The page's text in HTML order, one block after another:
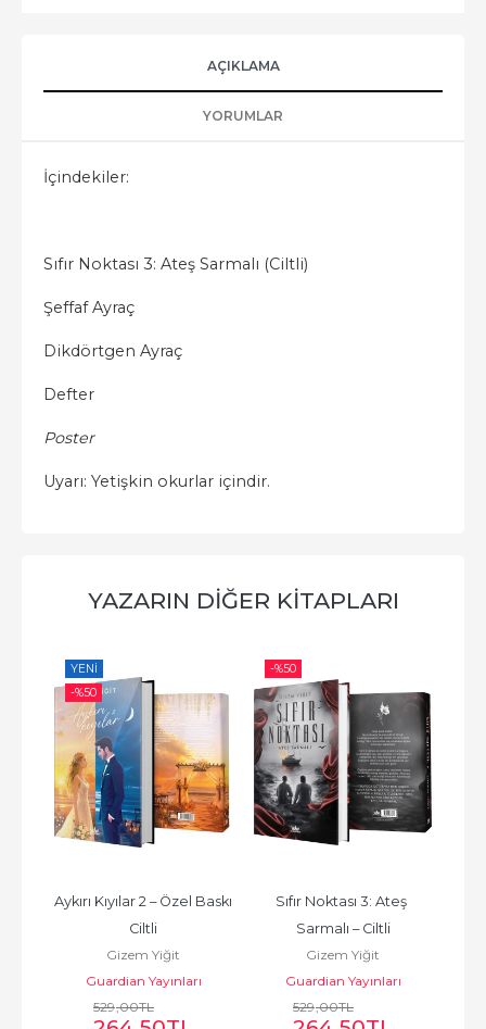
AÇIKLAMA
YORUMLAR
İçindekiler:
Sıfır Noktası 3: Ateş Sarmalı (Ciltli)
Şeffaf Ayraç
Dikdörtgen Ayraç
Defter
Poster
Uyarı: Yetişkin okurlar içindir.
YAZARIN DIĞER KITAPLARI
YENI
-%50
Aykırı Kıyılar 2 – Özel Baskı
Ciltli
Gizem Yiğit
Guardian Yayınları
529,00TL
-%50
Sıfır Noktası 3: Ateş
Sarmalı – Ciltli
Gizem Yiğit
Guardian Yayınları
529,00TL